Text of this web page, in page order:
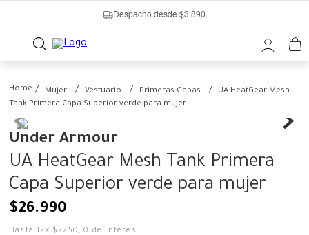
Despacho desde $3.890
Mujer Vestuario Primeras Capas
UA HeatGear Mesh
Tank Primera Capa Superior verde para mujer
Under Armour
UA HeatGear Mesh Tank Primera
Capa Superior verde para mujer
$26.990
Hasta12 x $2250 ,0 de interés